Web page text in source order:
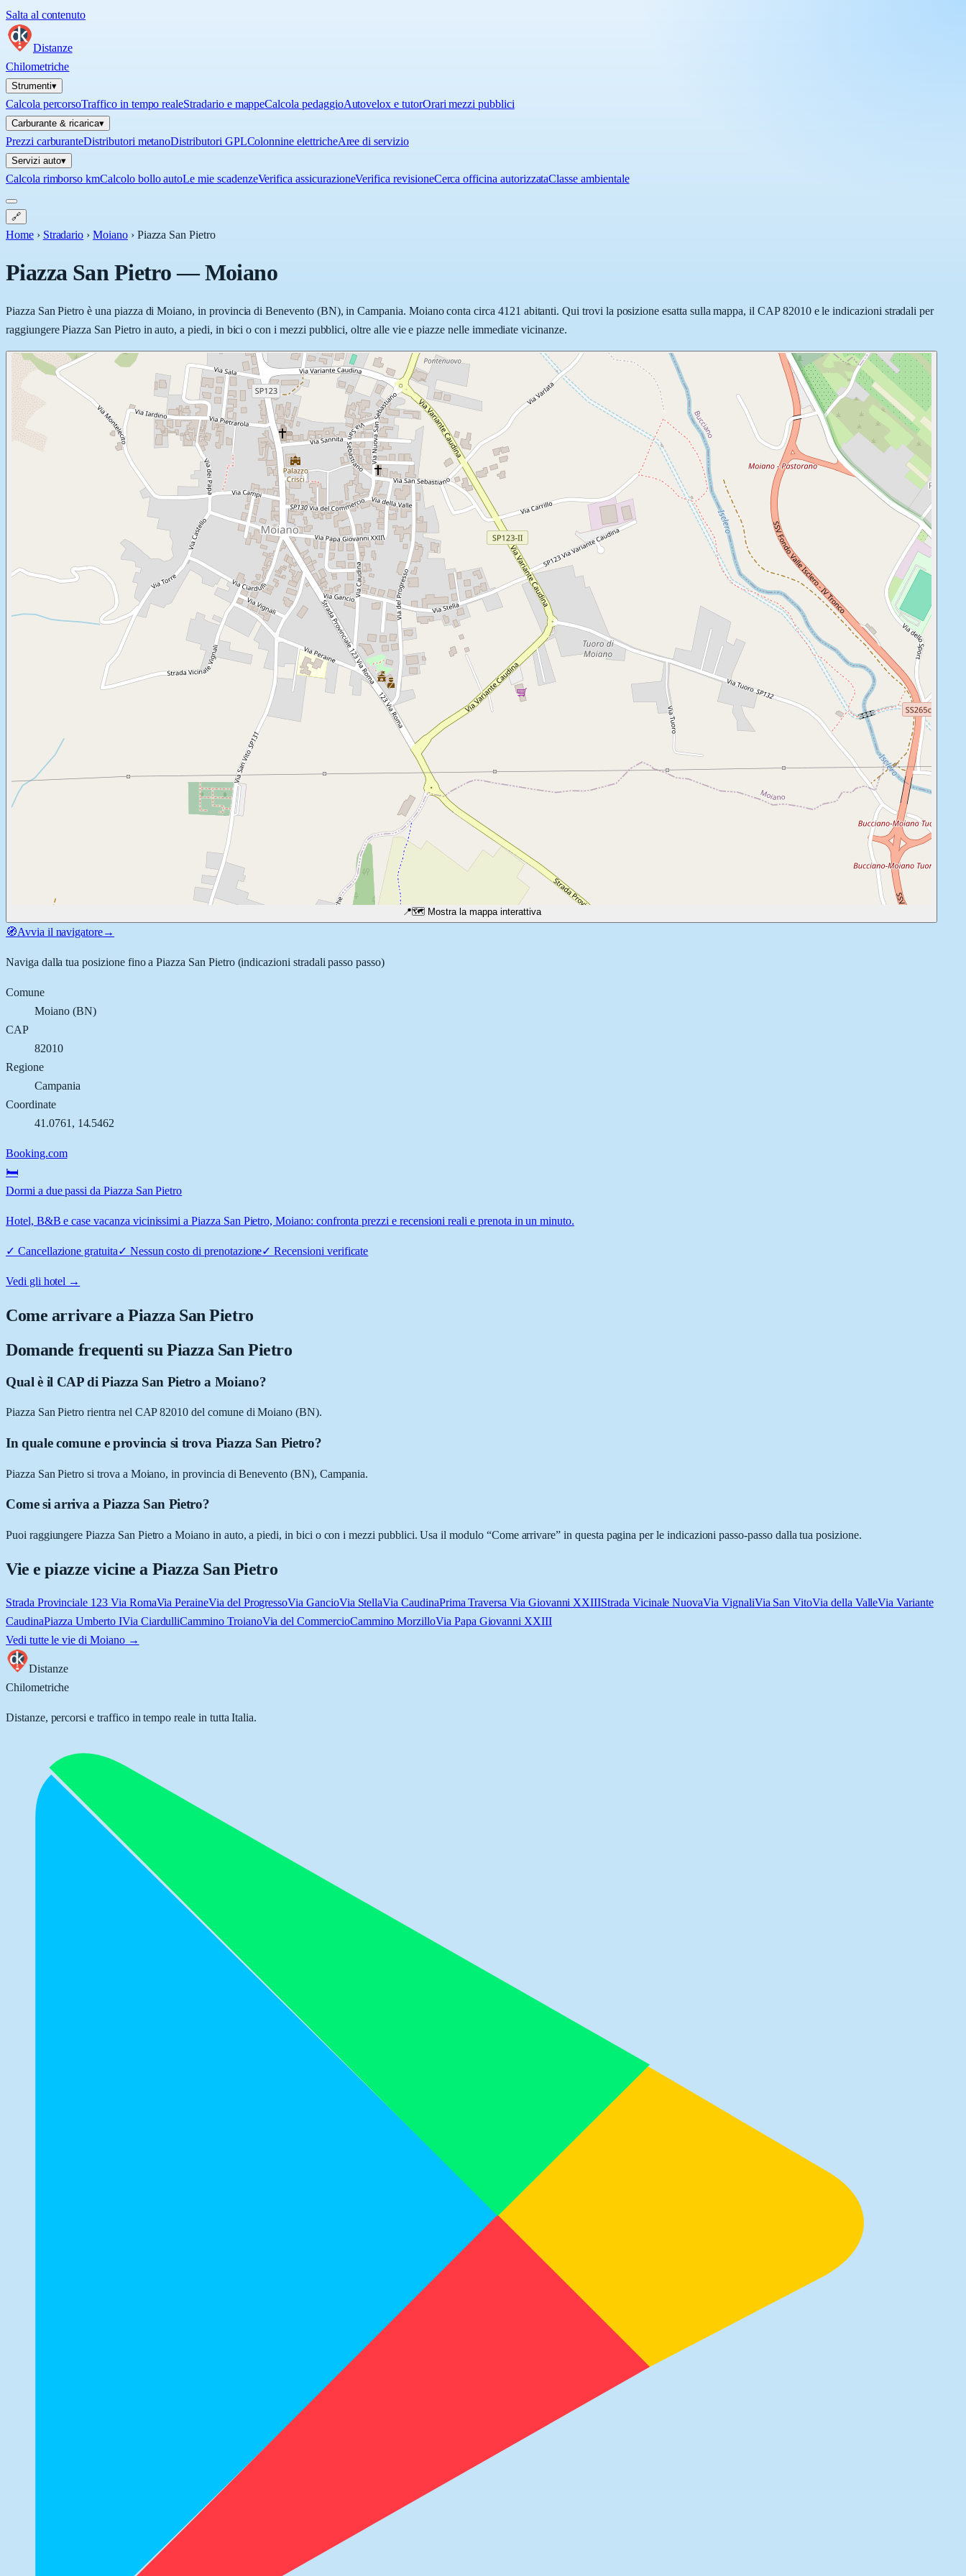
Salta al contenuto
Distanze
Chilometriche
Strumenti▾
Calcola percorsoTraffico in tempo realeStradario e mappeCalcola pedaggioAutovelox e tutorOrari mezzi pubblici
Carburante & ricarica▾
Prezzi carburanteDistributori metanoDistributori GPLColonnine elettricheAree di servizio
Servizi auto▾
Calcola rimborso kmCalcolo bollo autoLe mie scadenzeVerifica assicurazioneVerifica revisioneCerca officina autorizzataClasse ambientale
🔗
Home › Stradario › Moiano › Piazza San Pietro
Piazza San Pietro—Moiano
Piazza San Pietro è una piazza di Moiano, in provincia di Benevento (BN), in Campania. Moiano conta circa 4121 abitanti. Qui trovi la posizione esatta sulla mappa, il CAP 82010 e le indicazioni stradali per
raggiungere Piazza San Pietro in auto, a piedi, in bici o con i mezzi pubblici, oltre alle vie e piazze nelle immediate vicinanze.
📍🗺️ Mostra la mappa interattiva
🧭Avvia il navigatore→
Naviga dalla tua posizione fino aPiazza San Pietro(indicazioni stradali passo passo)
Comune
Moiano(BN)
CAP
82010
Regione
Campania
Coordinate
41.0761 , 14.5462
Booking.com
🛏️
Dormi a due passi da Piazza San Pietro
Hotel, B&B e case vacanza vicinissimi a Piazza San Pietro, Moiano: confronta prezzi e recensioni reali e prenota in un minuto.
✓ Cancellazione gratuita✓ Nessun costo di prenotazione✓Recensioni verificate
Vedi gli hotel →
Come arrivare aPiazza San Pietro
Domande frequenti su Piazza San Pietro
Qual è il CAP di Piazza San Pietro a Moiano?
Piazza San Pietro rientra nel CAP 82010 del comune di Moiano (BN).
In quale comune e provincia si trova Piazza San Pietro?
Piazza San Pietro si trova a Moiano, in provincia di Benevento (BN), Campania.
Come si arriva a Piazza San Pietro?
Puoi raggiungere Piazza San Pietro a Moiano in auto, a piedi, in bici o con i mezzi pubblici. Usa il modulo “Come arrivare” in questa pagina per le indicazioni passo-passo dalla tua posizione.
Vie e piazze vicine a Piazza San Pietro
Strada Provinciale 123 Via RomaVia PeraineVia del ProgressoVia GancioVia StellaVia CaudinaPrima Traversa Via Giovanni XXIIIStrada Vicinale NuovaVia VignaliVia San VitoVia della ValleVia Variante
CaudinaPiazza Umberto IVia CiardulliCammino TroianoVia del CommercioCammino MorzilloVia Papa Giovanni XXIII
Vedi tutte le vie di Moiano→
Distanze
Chilometriche
Distanze, percorsi e traffico in tempo reale in tutta Italia.